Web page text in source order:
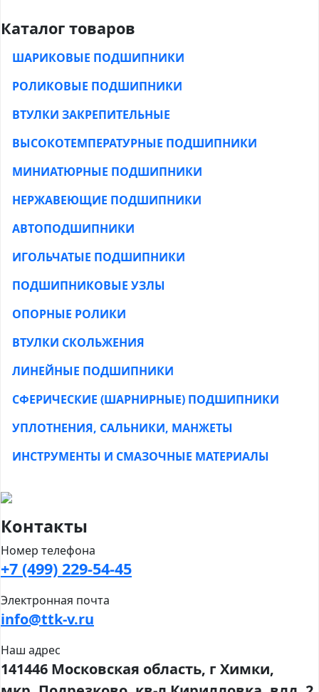
Каталог товаров
ШАРИКОВЫЕ ПОДШИПНИКИ
РОЛИКОВЫЕ ПОДШИПНИКИ
ВТУЛКИ ЗАКРЕПИТЕЛЬНЫЕ
ВЫСОКОТЕМПЕРАТУРНЫЕ ПОДШИПНИКИ
МИНИАТЮРНЫЕ ПОДШИПНИКИ
НЕРЖАВЕЮЩИЕ ПОДШИПНИКИ
АВТОПОДШИПНИКИ
ИГОЛЬЧАТЫЕ ПОДШИПНИКИ
ПОДШИПНИКОВЫЕ УЗЛЫ
ОПОРНЫЕ РОЛИКИ
ВТУЛКИ СКОЛЬЖЕНИЯ
ЛИНЕЙНЫЕ ПОДШИПНИКИ
СФЕРИЧЕСКИЕ (ШАРНИРНЫЕ) ПОДШИПНИКИ
УПЛОТНЕНИЯ, САЛЬНИКИ, МАНЖЕТЫ
ИНСТРУМЕНТЫ И СМАЗОЧНЫЕ МАТЕРИАЛЫ
Контакты
Номер телефона
+7 (499) 229-54-45
Электронная почта
info@ttk-v.ru
Наш адрес
141446 Московская область, г Химки,